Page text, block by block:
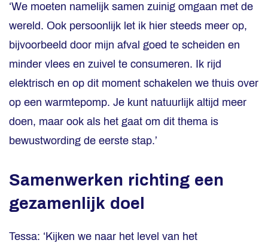
‘We moeten namelijk samen zuinig omgaan met de
wereld. Ook persoonlijk let ik hier steeds meer op,
bijvoorbeeld door mijn afval goed te scheiden en
minder vlees en zuivel te consumeren. Ik rijd
elektrisch en op dit moment schakelen we thuis over
op een warmtepomp. Je kunt natuurlijk altijd meer
doen, maar ook als het gaat om dit thema is
bewustwording de eerste stap.’
Samenwerken richting een
gezamenlijk doel
Tessa: ‘Kijken we naar het level van het